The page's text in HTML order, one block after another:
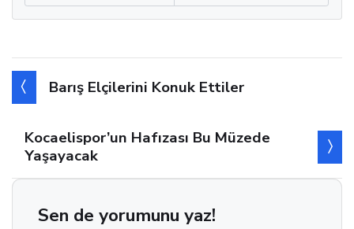
Barış Elçilerini Konuk Ettiler
Kocaelispor’un Hafızası Bu Müzede
Yaşayacak
Sen de yorumunu yaz!